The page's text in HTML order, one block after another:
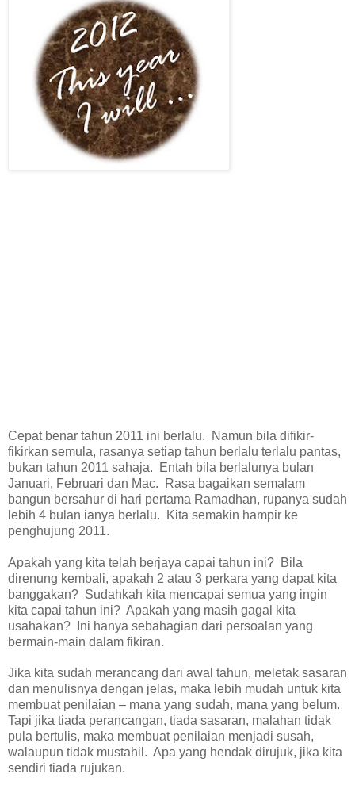
Cepat benar tahun 2011 ini berlalu.
Namun bila difikir-
fikirkan semula, rasanya setiap tahun berlalu terlalu pantas,
bukan tahun 2011 sahaja.
Entah bila berlalunya bulan
Januari, Februari dan Mac.
Rasa bagaikan semalam
bangun bersahur di hari pertama Ramadhan, rupanya sudah
lebih 4 bulan ianya berlalu.
Kita semakin hampir ke
penghujung 2011.
Apakah yang kita telah berjaya capai tahun ini? Bila
direnung kembali, apakah 2 atau 3 perkara yang dapat kita
banggakan? Sudahkah kita mencapai semua yang ingin
kita capai tahun ini? Apakah yang masih gagal kita
usahakan?
Ini hanya sebahagian dari persoalan yang
bermain-main dalam fikiran.
Jika kita sudah merancang dari awal tahun, meletak sasaran
dan menulisnya dengan jelas, maka lebih mudah untuk kita
membuat penilaian – mana yang sudah, mana yang belum.
Tapi jika tiada perancangan, tiada sasaran, malahan tidak
pula bertulis, maka membuat penilaian menjadi susah,
walaupun tidak mustahil. Apa yang hendak dirujuk, jika kita
sendiri tiada rujukan.